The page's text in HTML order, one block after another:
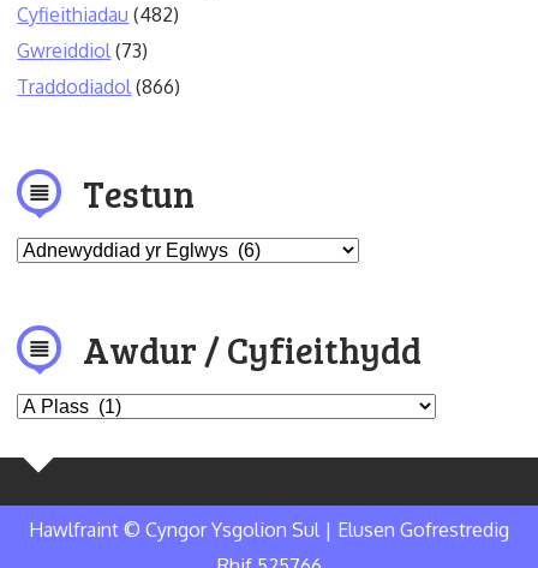
Cyfieithiadau (482)
Gwreiddiol (73)
Traddodiadol (866)
Testun
Awdur / Cyfieithydd
Hawlfraint © Cyngor Ysgolion Sul | Elusen Gofrestredig